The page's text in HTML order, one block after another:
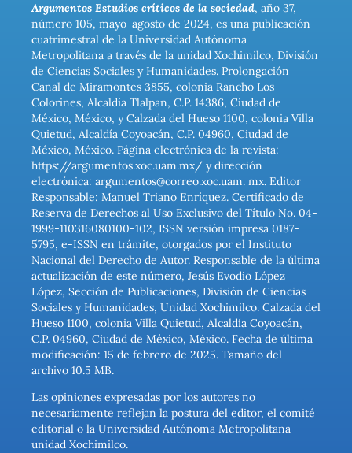
Argumentos Estudios críticos de la sociedad, año 37,
número 105, mayo-agosto de 2024, es una publicación
cuatrimestral de la Universidad Autónoma
Metropolitana a través de la unidad Xochimilco, División
de Ciencias Sociales y Humanidades. Prolongación
Canal de Miramontes 3855, colonia Rancho Los
Colorines, Alcaldía Tlalpan, C.P. 14386, Ciudad de
México, México, y Calzada del Hueso 1100, colonia Villa
Quietud, Alcaldía Coyoacán, C.P. 04960, Ciudad de
México, México. Página electrónica de la revista:
https://argumentos.xoc.uam.mx/ y dirección
electrónica: argumentos@correo.xoc.uam. mx. Editor
Responsable: Manuel Triano Enríquez. Certificado de
Reserva de Derechos al Uso Exclusivo del Título No. 04-
1999-110316080100-102, ISSN versión impresa 0187-
5795, e-ISSN en trámite, otorgados por el Instituto
Nacional del Derecho de Autor. Responsable de la última
actualización de este número, Jesús Evodio López
López, Sección de Publicaciones, División de Ciencias
Sociales y Humanidades, Unidad Xochimilco. Calzada del
Hueso 1100, colonia Villa Quietud, Alcaldía Coyoacán,
C.P. 04960, Ciudad de México, México. Fecha de última
modificación: 15 de febrero de 2025. Tamaño del
archivo 10.5 MB.
Las opiniones expresadas por los autores no
necesariamente reflejan la postura del editor, el comité
editorial o la Universidad Autónoma Metropolitana
unidad Xochimilco.